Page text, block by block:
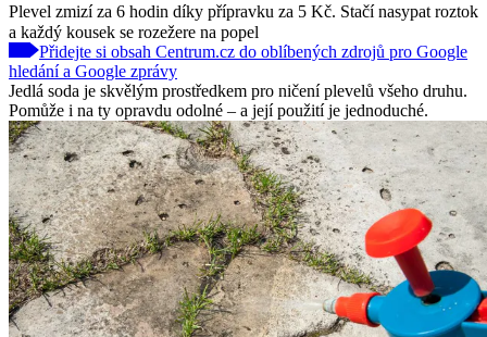
Plevel zmizí za 6 hodin díky přípravku za 5 Kč. Stačí nasypat roztok
a každý kousek se rozežere na popel
Přidejte si obsah Centrum.cz do oblíbených zdrojů pro Google
hledání a Google zprávy
Jedlá soda je skvělým prostředkem pro ničení plevelů všeho druhu.
Pomůže i na ty opravdu odolné – a její použití je jednoduché.